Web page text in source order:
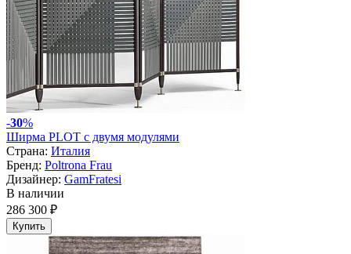
-30%
Ширма PLOT с двумя модулями
Страна: Италия
Бренд: Poltrona Frau
Дизайнер: GamFratesi
В наличии
286 300 ₽
Купить